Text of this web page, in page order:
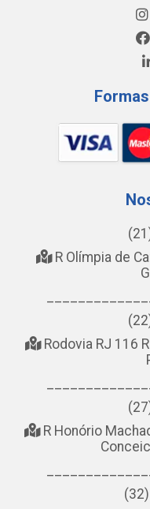
R Olímpia de
Rodovia RJ 116
R Honório